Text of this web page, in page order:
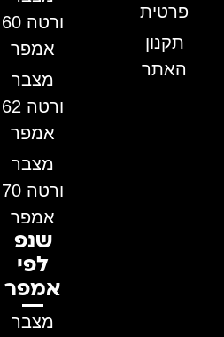
פרטית
תקנון
האתר
ורטה 60
אמפר
מצבר
ורטה 62
אמפר
מצבר
ורטה 70
אמפר
שנפ
לפי
אמפר
מצבר